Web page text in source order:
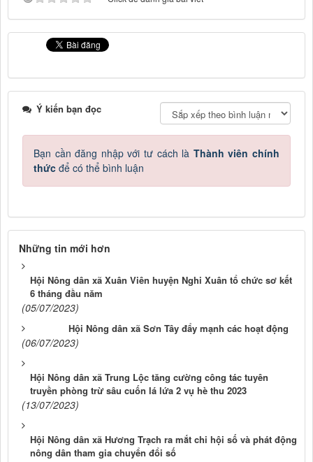
Ý kiến bạn đọc
Bạn cần đăng nhập với tư cách là Thành viên chính
thức để có thể bình luận
Những tin mới hơn
Hội Nông dân xã Xuân Viên huyện Nghi Xuân tổ chức sơ kết
6 tháng đầu năm
(05/07/2023)
Hội Nông dân xã Sơn Tây đẩy mạnh các hoạt động
(06/07/2023)
Hội Nông dân xã Trung Lộc tăng cường công tác tuyên
truyền phòng trừ sâu cuốn lá lứa 2 vụ hè thu 2023
(13/07/2023)
Hội Nông dân xã Hương Trạch ra mắt chi hội số và phát động
nông dân tham gia chuyển đổi số